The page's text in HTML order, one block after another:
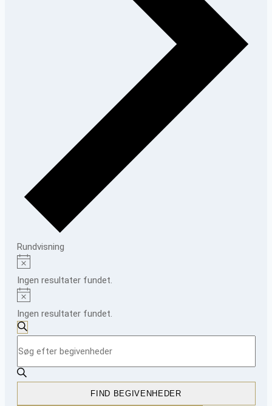
Rundvisning
Begivenheder
Notice
Ingen resultater fundet.
Notice
Ingen resultater fundet.
Begivenheder
Søgning
og
SØG
EFTER
BEGIVENHEDER
nøgleord.
Søg
efter
FIND BEGIVENHEDER